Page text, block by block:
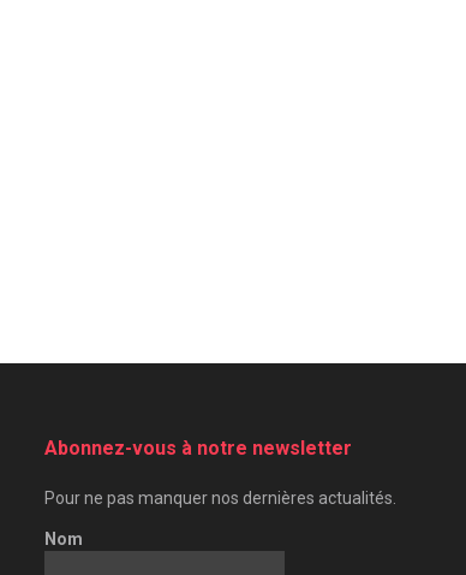
Abonnez-vous à notre newsletter
Pour ne pas manquer nos dernières actualités.
Nom